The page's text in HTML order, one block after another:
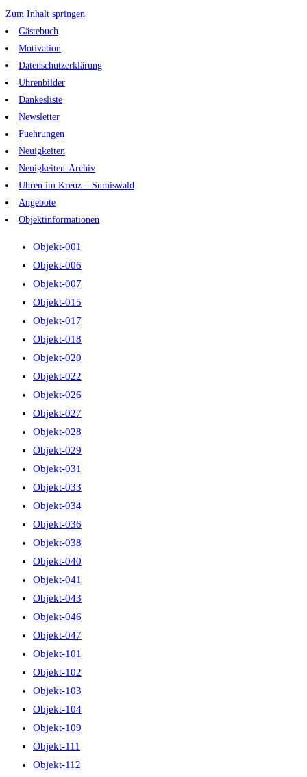
Zum Inhalt springen
Gästebuch
Motivation
Datenschutzerklärung
Uhrenbilder
Dankesliste
Newsletter
Fuehrungen
Neuigkeiten
Neuigkeiten-Archiv
Uhren im Kreuz – Sumiswald
Angebote
Objektinformationen
Objekt-001
Objekt-006
Objekt-007
Objekt-015
Objekt-017
Objekt-018
Objekt-020
Objekt-022
Objekt-026
Objekt-027
Objekt-028
Objekt-029
Objekt-031
Objekt-033
Objekt-034
Objekt-036
Objekt-038
Objekt-040
Objekt-041
Objekt-043
Objekt-046
Objekt-047
Objekt-101
Objekt-102
Objekt-103
Objekt-104
Objekt-109
Objekt-111
Objekt-112